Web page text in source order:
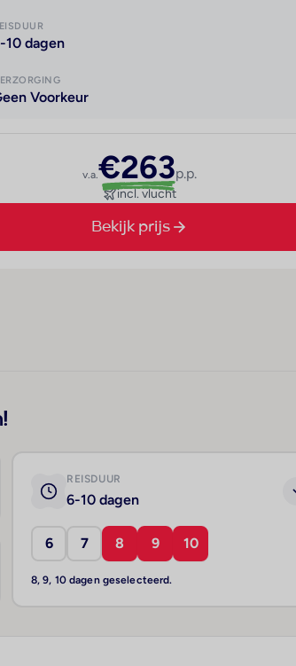
10 dagen
Voorkeur
v.a.€263p.p.
incl. vlucht
Bekijk prijs
REISDUUR
6-10 dagen
6 7 8 9 10
8, 9, 10 dagen geselecteerd.